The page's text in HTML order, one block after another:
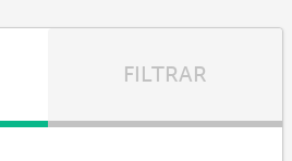
FILTRAR